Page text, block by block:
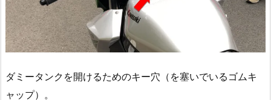
ダミータンクを開けるためのキー穴（を塞いでいるゴムキ
ャップ）。